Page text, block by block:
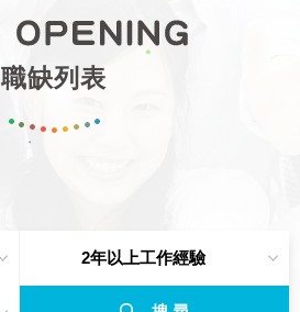
職缺列表
2年以上工作經驗